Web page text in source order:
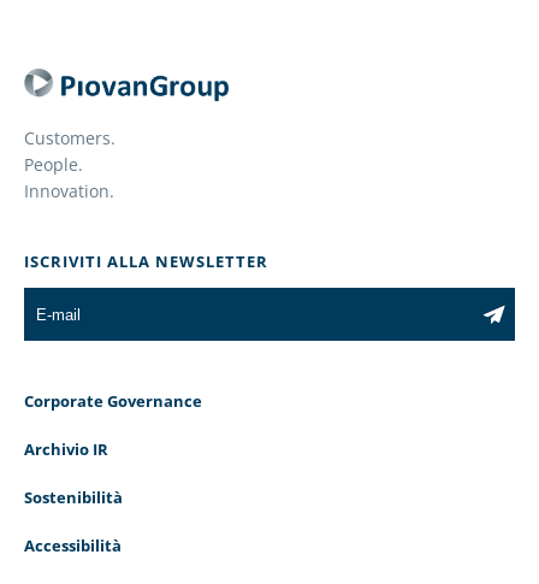
Customers.
People.
Innovation.
ISCRIVITI ALLA NEWSLETTER
Corporate Governance
Archivio IR
Sostenibilità
Accessibilità